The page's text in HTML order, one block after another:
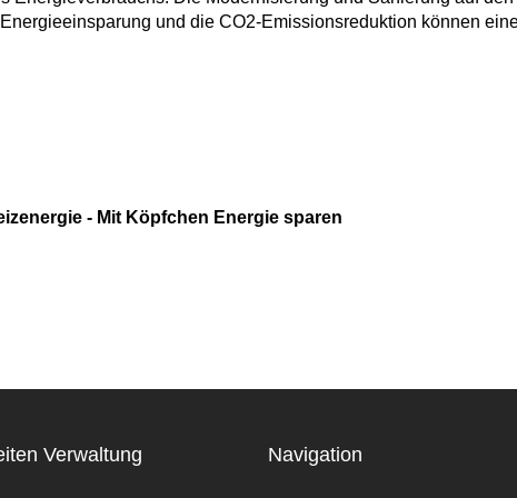
und die CO2-Emissionsreduktion können
- Mit Köpfchen Energie sparen
Verwaltung Navigation